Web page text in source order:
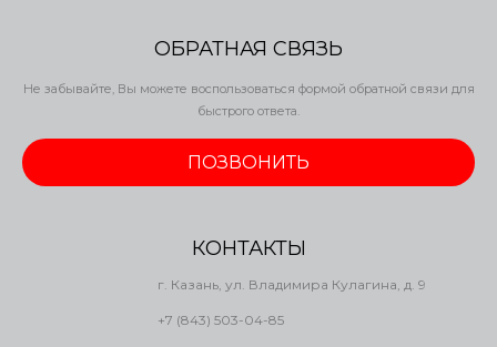
ОБРАТНАЯ СВЯЗЬ
Не забывайте, Вы можете воспользоваться формой обратной связи для
быстрого ответа.
ПОЗВОНИТЬ
КОНТАКТЫ
г. Казань, ул. Владимира Кулагина, д. 9
+7 (843) 503-04-85